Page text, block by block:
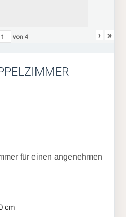
von4 › »
für einen angenehmen
cm